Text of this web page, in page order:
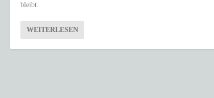
bleibt.
WEITERLESEN